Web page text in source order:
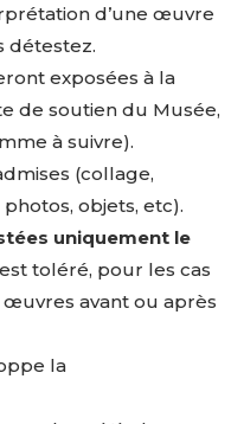
d’une œuvre
détestez.
exposées à la
de soutien du Musée,
à suivre).
(collage,
objets, etc).
uniquement le
toléré, pour les cas
avant ou après
la